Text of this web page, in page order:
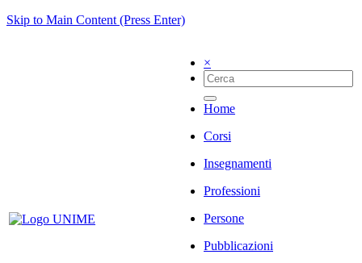
Skip to Main Content (Press Enter)
×
Home
Corsi
Insegnamenti
Professioni
Persone
Pubblicazioni